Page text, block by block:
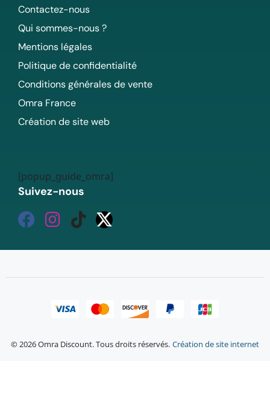
Contactez-nous
Qui sommes-nous ?
Mentions légales
Politique de confidentialité
Conditions générales de vente
Omra France
Création de site web
[popup_guide_omra]
Suivez-nous
© 2026 Omra Discount. Tous droits réservés. Création de site internet